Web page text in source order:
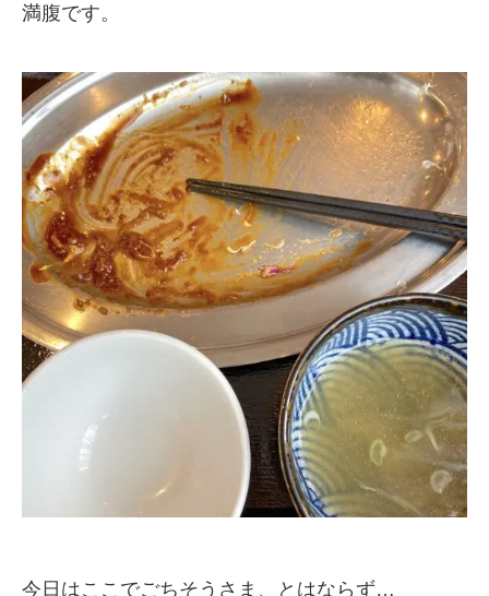
満腹です。
今日はここでごちそうさま、とはならず…